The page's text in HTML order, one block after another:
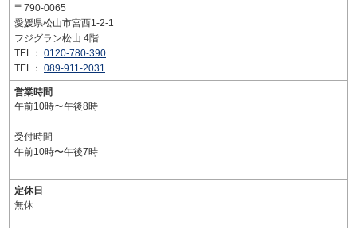
〒790-0065
愛媛県松山市宮西1-2-1
フジグラン松山 4階
TEL： 0120-780-390
TEL： 089-911-2031
営業時間
午前10時〜午後8時
受付時間
午前10時〜午後7時
定休日
無休